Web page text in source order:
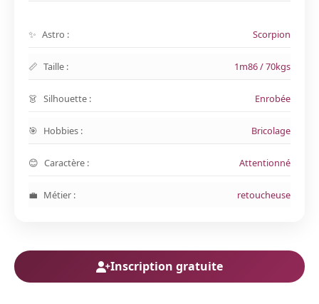
Astro : Scorpion
Taille : 1m86 / 70kgs
Silhouette : Enrobée
Hobbies : Bricolage
Caractère : Attentionné
Métier : retoucheuse
Inscription gratuite